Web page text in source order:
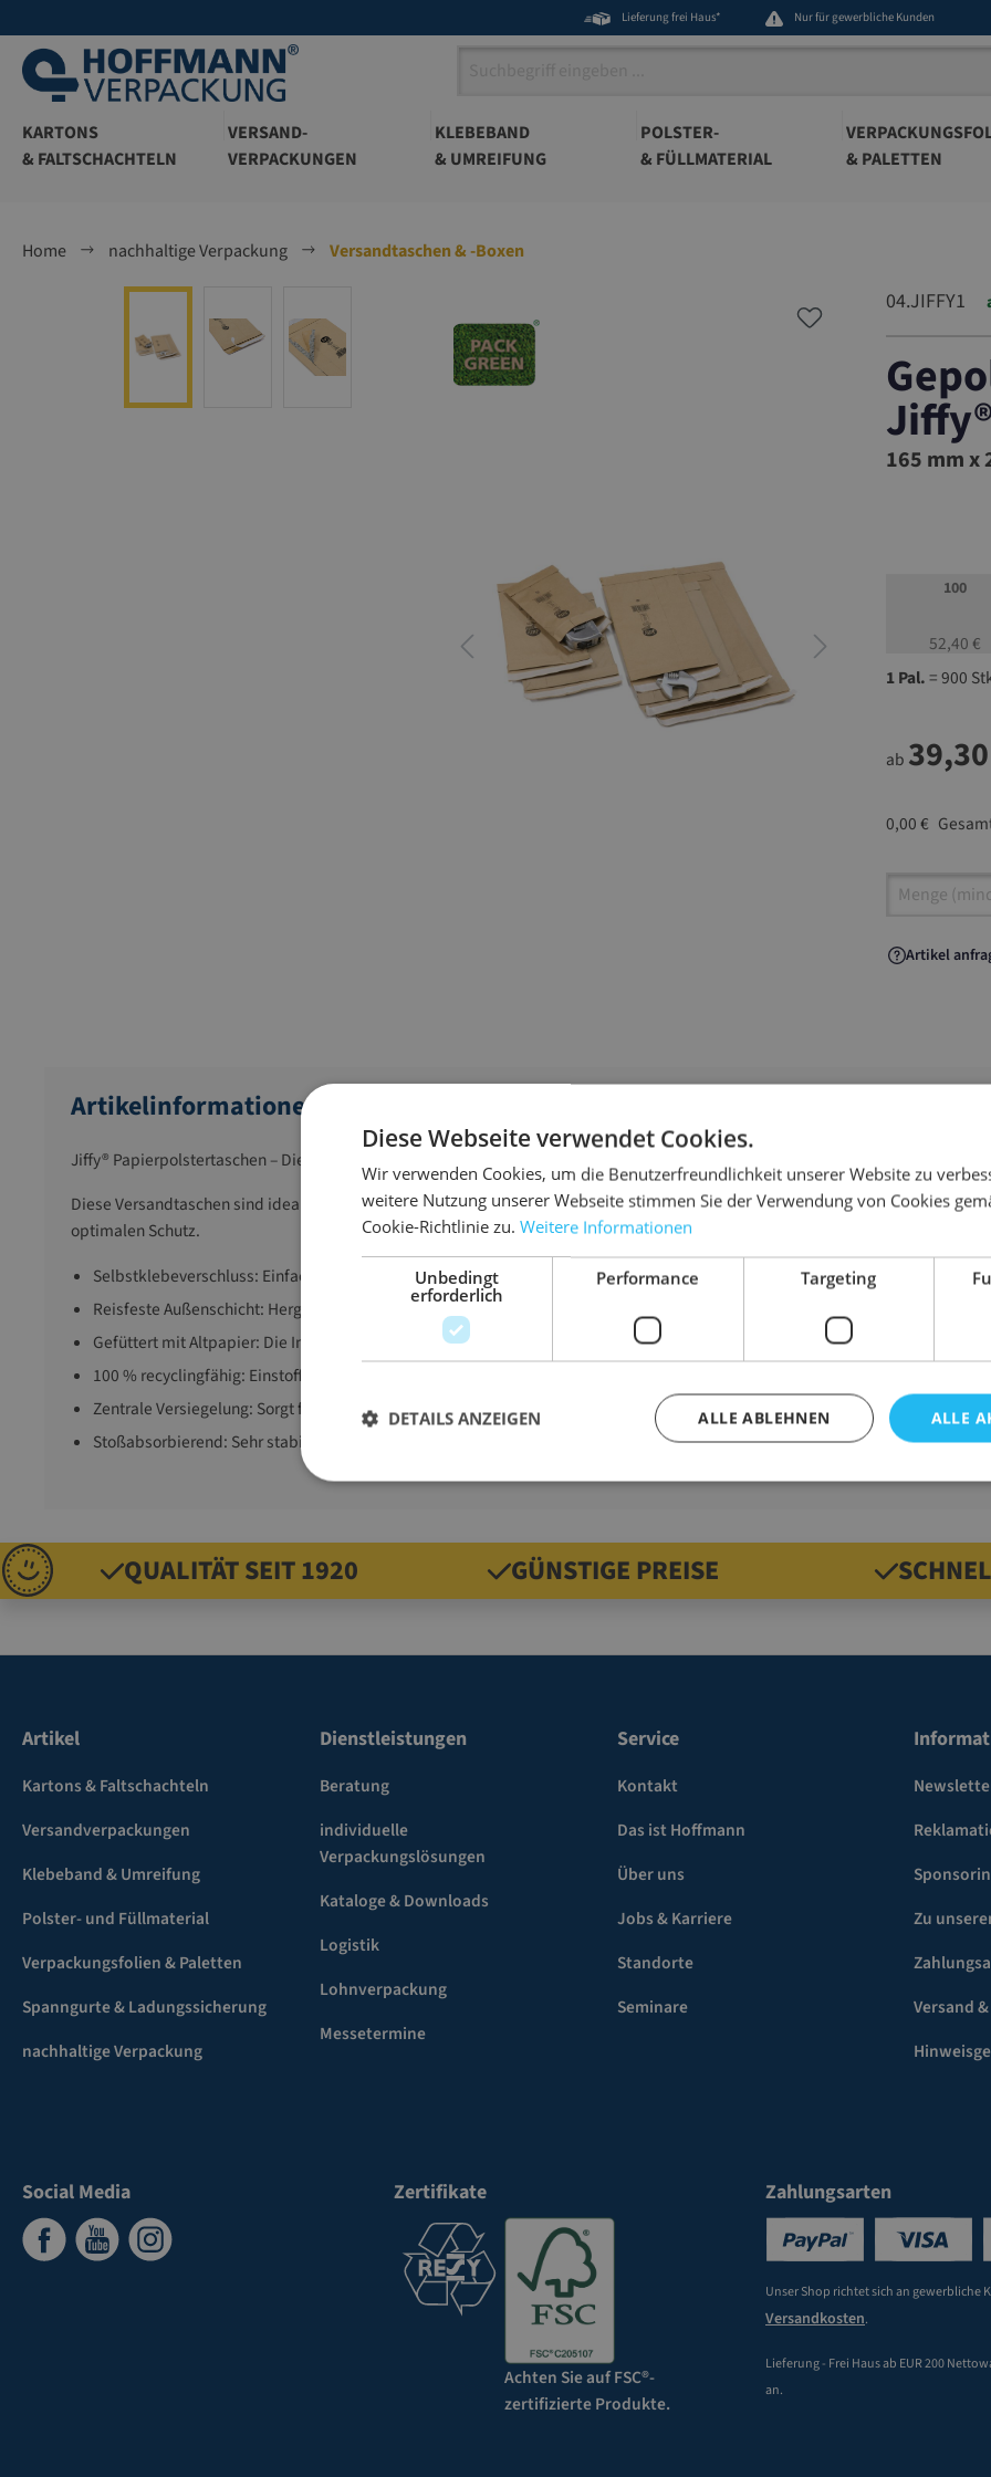
Lieferung frei Haus* Nur für gewerbliche Kunden
KARTONS
& FALTSCHACHTELN
VERSAND-
VERPACKUNGEN
KLEBEBAND
& UMREIFUNG
POLSTER-
& FÜLLMATERIAL
& PALETTEN
Home nachhaltige Verpackung
Versandtaschen & -Boxen
Bildergalerie überspringen
04.JIFFY1
Jiffy®
04.JIFFY1
165 mm x
100
52,40 €
1 Pal.= 900
ab
0,00 €
Artikel
Artikel
Artikelinformationen
Jiffy® Papierpolstertaschen – Die robuste Versandtasche aus 100 % Papier.
Diese Versandtaschen sind ideal für den Versand von Ersatzteilen und bieten durch ihre robuste Bauweise
optimalen Schutz.
Selbstklebeverschluss: Einfaches und schnelles Verschließen
Reisfeste Außenschicht: Hergestellt aus FSC-zertifiziertem Kraftpapier
Gefüttert mit Altpapier: Die Innenpolsterung besteht aus recyceltem Papier
100 % recyclingfähig: Einstoffverpackung, die komplett recycelt werden kann
Zentrale Versiegelung: Sorgt für sichere Verarbeitung
Stoßabsorbierend: Sehr stabil und schützt den Inhalt vor Erschütterungen
Innenmaß
Außenmaß
Material
QUALITÄT SEIT 1920 GÜNSTIGE PREISE
Artikel
Kartons & Faltschachteln
Versandverpackungen
Klebeband & Umreifung
Polster- und Füllmaterial
Verpackungsfolien & Paletten
Spanngurte & Ladungssicherung
nachhaltige Verpackung
Dienstleistungen
Beratung
individuelle
Verpackungslösungen
Kataloge & Downloads
Logistik
Lohnverpackung
Messetermine
Service
Kontakt
Das ist Hoffmann
Über uns
Jobs & Karriere
Standorte
Seminare
Zu
Versand
Social Media Zertifikate
Achten Sie auf FSC®-
zertifizierte Produkte.
Zahlungsarten
Unser Shop richtet sich an gewerbliche
Versandkosten.
Lieferung - Frei Haus ab EUR 200
an.
Diese Webseite verwendet Cookies.
Wir verwenden Cookies, um die Benutzerfreundlichkeit unserer Website zu
weitere Nutzung unserer Webseite stimmen Sie der Verwendung von Cookies
Cookie-Richtlinie zu. Weitere Informationen
Unbedingt
erforderlich
Performance Targeting
ALLE
ALLE ABLEHNEN
DETAILS ANZEIGEN